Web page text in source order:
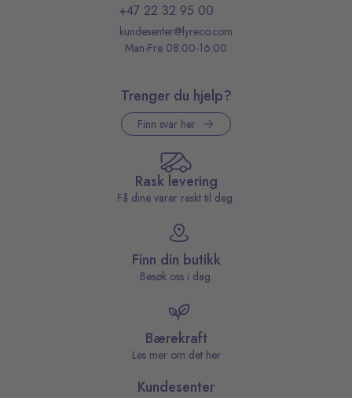
+47 22 32 95 00
kundesenter@lyreco.com
Man-Fre 08:00-16:00
Trenger du hjelp?
Finn svar her
Rask levering
Få dine varer raskt til deg.
Finn din butikk
Besøk oss i dag.
Bærekraft
Les mer om det her
Kundesenter